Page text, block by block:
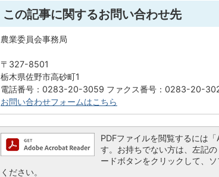
この記事に関するお問い合わせ先
農業委員会事務局
〒327-8501
栃木県佐野市高砂町1
電話番号：0283-20-3059 ファクス番号：0283-20-
お問い合わせフォームはこちら
PDFファイルを閲覧するには
す。お持ちでない方は、左記
ードボタンをクリックして、
ください。